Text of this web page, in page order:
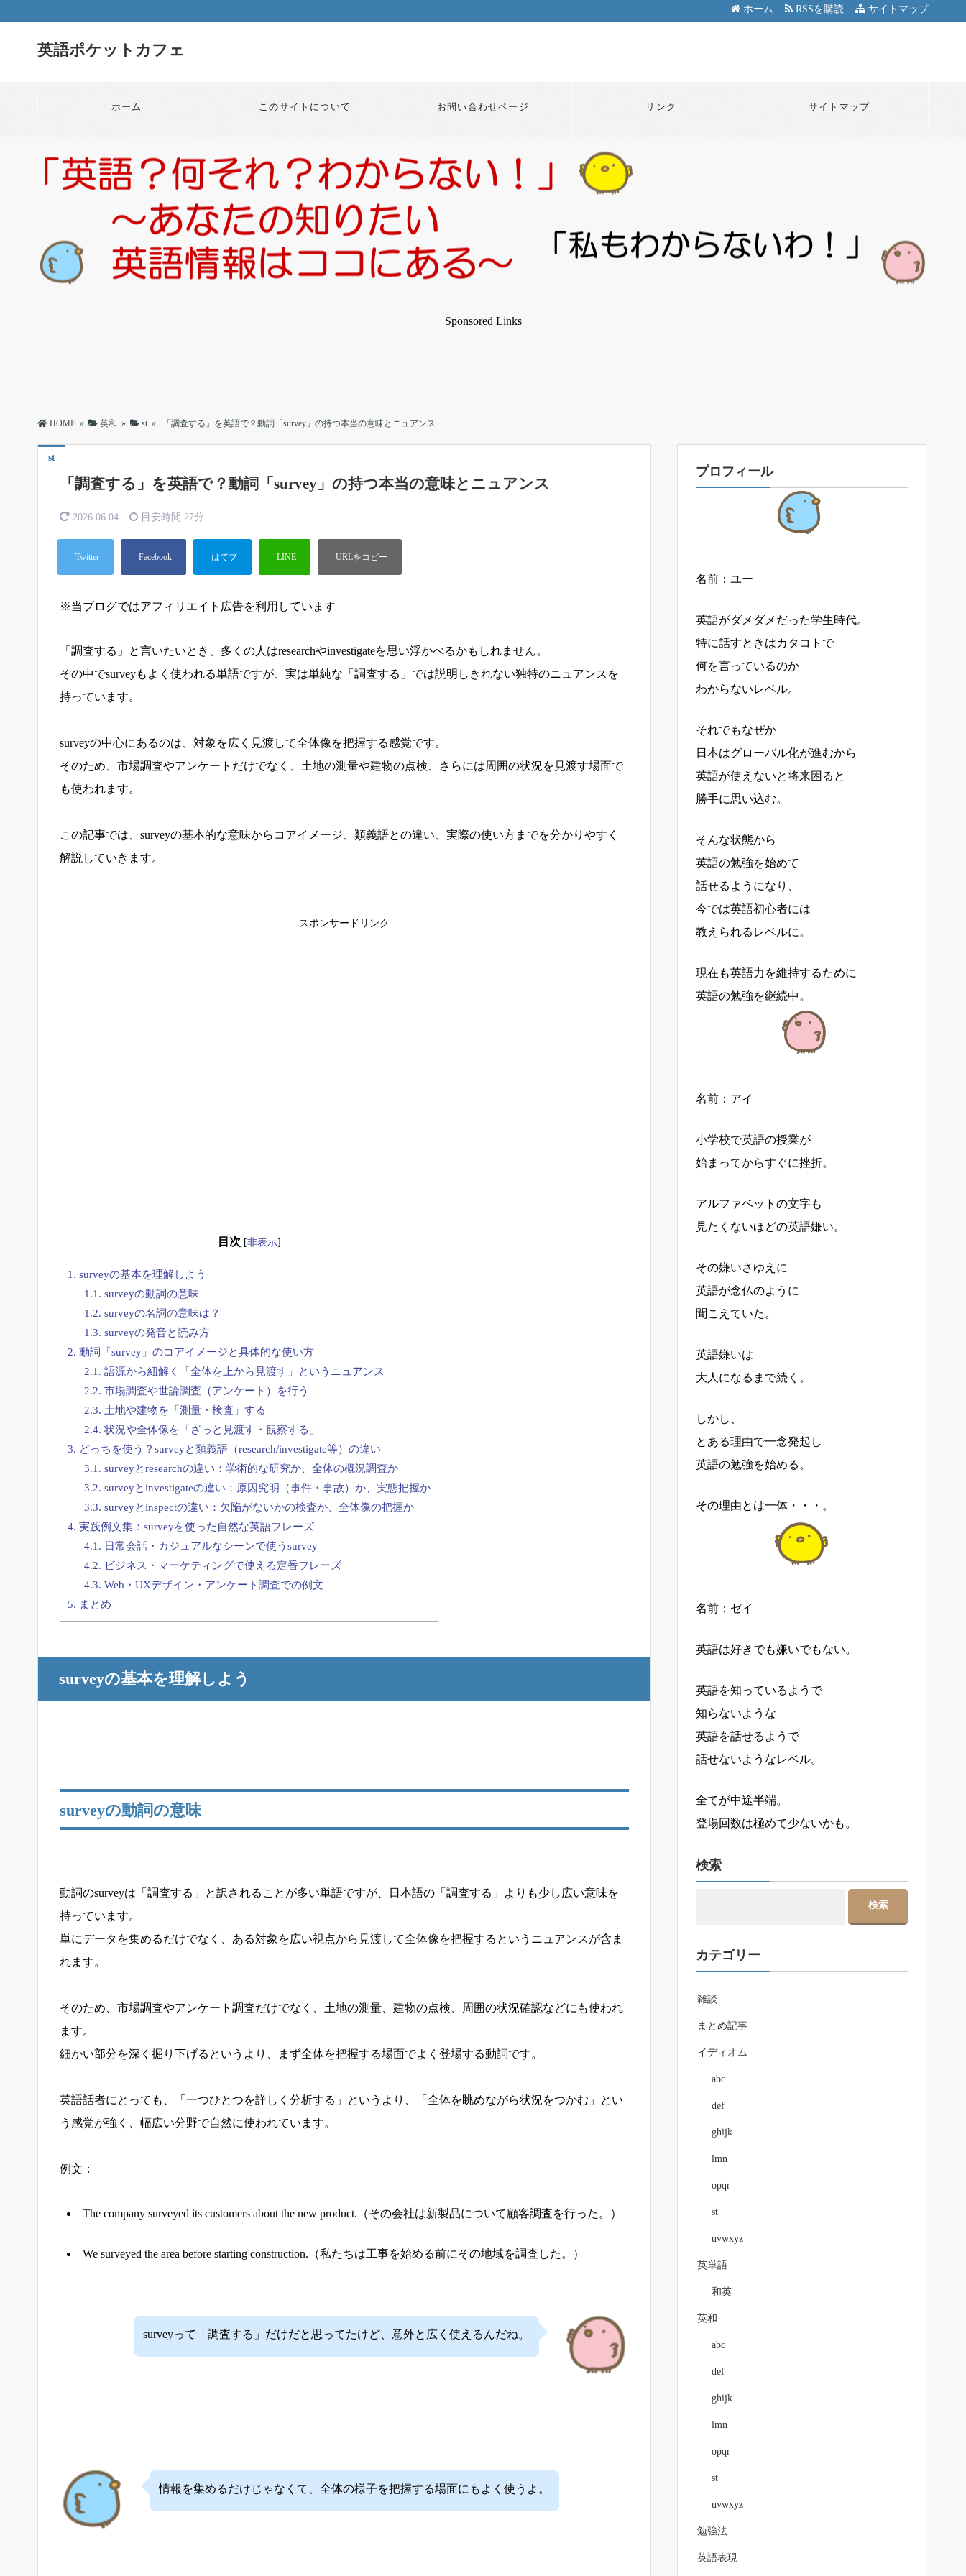
サイトマップ
RSSを購読
ホーム
英語ポケットカフェ
ホーム このサイトについて お問い合わせページ リンク サイトマップ
Sponsored Links
HOME » 英和 » st » 「調査する」を英語で？動詞「survey」の持つ本当の意味とニュアンス
st
「調査する」を英語で？動詞「survey」の持つ本当の意味とニュアンス
2026.06.04 目安時間 27分
※当ブログではアフィリエイト広告を利用しています
「調査する」と言いたいとき、多くの人はresearchやinvestigateを思い浮かべるかもしれません。
その中でsurveyもよく使われる単語ですが、実は単純な「調査する」では説明しきれない独特のニュアンスを
持っています。
surveyの中心にあるのは、対象を広く見渡して全体像を把握する感覚です。
そのため、市場調査やアンケートだけでなく、土地の測量や建物の点検、さらには周囲の状況を見渡す場面で
も使われます。
この記事では、surveyの基本的な意味からコアイメージ、類義語との違い、実際の使い方までを分かりやすく
解説していきます。
スポンサードリンク
目次 [非表示]
1. surveyの基本を理解しよう
1.1. surveyの動詞の意味
1.2. surveyの名詞の意味は？
1.3. surveyの発音と読み方
2. 動詞「survey」のコアイメージと具体的な使い方
2.1. 語源から紐解く「全体を上から見渡す」というニュアンス
2.2. 市場調査や世論調査（アンケート）を行う
2.3. 土地や建物を「測量・検査」する
2.4. 状況や全体像を「ざっと見渡す・観察する」
3. どっちを使う？surveyと類義語（research/investigate等）の違い
3.1. surveyとresearchの違い：学術的な研究か、全体の概況調査か
3.2. surveyとinvestigateの違い：原因究明（事件・事故）か、実態把握か
3.3. surveyとinspectの違い：欠陥がないかの検査か、全体像の把握か
4. 実践例文集：surveyを使った自然な英語フレーズ
4.1. 日常会話・カジュアルなシーンで使うsurvey
4.2. ビジネス・マーケティングで使える定番フレーズ
4.3. Web・UXデザイン・アンケート調査での例文
5. まとめ
surveyの基本を理解しよう
surveyの動詞の意味
動詞のsurveyは「調査する」と訳されることが多い単語ですが、日本語の「調査する」よりも少し広い意味を
持っています。
単にデータを集めるだけでなく、ある対象を広い視点から見渡して全体像を把握するというニュアンスが含ま
れます。
そのため、市場調査やアンケート調査だけでなく、土地の測量、建物の点検、周囲の状況確認などにも使われ
ます。
細かい部分を深く掘り下げるというより、まず全体を把握する場面でよく登場する動詞です。
英語話者にとっても、「一つひとつを詳しく分析する」というより、「全体を眺めながら状況をつかむ」とい
う感覚が強く、幅広い分野で自然に使われています。
例文：
The company surveyed its customers about the new product.（その会社は新製品について顧客調査を行った。）
We surveyed the area before starting construction.（私たちは工事を始める前にその地域を調査した。）
surveyって「調査する」だけだと思ってたけど、意外と広く使えるんだね。
情報を集めるだけじゃなくて、全体の様子を把握する場面にもよく使うよ。
プロフィール
名前：ユー
英語がダメダメだった学生時代。
特に話すときはカタコトで
何を言っているのか
わからないレベル。
それでもなぜか
日本はグローバル化が進むから
英語が使えないと将来困ると
勝手に思い込む。
そんな状態から
英語の勉強を始めて
話せるようになり、
今では英語初心者には
教えられるレベルに。
現在も英語力を維持するために
英語の勉強を継続中。
名前：アイ
小学校で英語の授業が
始まってからすぐに挫折。
アルファベットの文字も
見たくないほどの英語嫌い。
その嫌いさゆえに
英語が念仏のように
聞こえていた。
英語嫌いは
大人になるまで続く。
しかし、
とある理由で一念発起し
英語の勉強を始める。
その理由とは一体・・・。
名前：ゼイ
英語は好きでも嫌いでもない。
英語を知っているようで
知らないような
英語を話せるようで
話せないようなレベル。
全てが中途半端。
登場回数は極めて少ないかも。
検索
カテゴリー
雑談
まとめ記事
イディオム
abc
def
ghijk
lmn
opqr
st
uvwxyz
英単語
和英
英和
abc
def
ghijk
lmn
opqr
st
uvwxyz
勉強法
英語表現